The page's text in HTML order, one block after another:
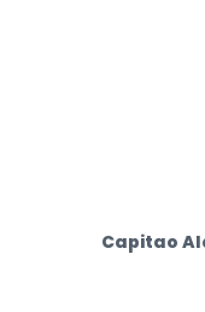
Capitao